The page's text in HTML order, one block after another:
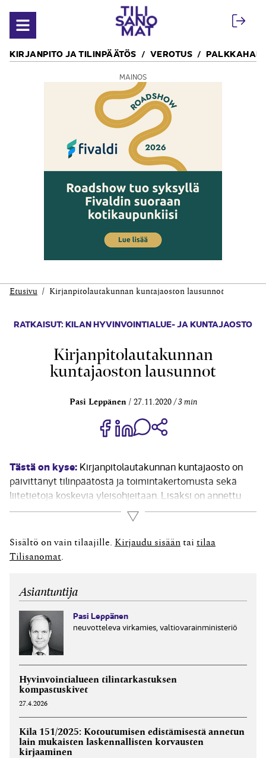
Avaa valikko
KIRJANPITO JA TILINPÄÄTÖS VEROTUS
MAINOS
Etusivu Kirjanpitolautakunnan kuntajaoston lausunnot
RATKAISUT: KILAN HYVINVOINTIALUE- JA KUNTAJAOSTO
Kirjanpitolautakunnan
kuntajaoston lausunnot
Pasi Leppänen 27.11.2020 3 min
Jaa Share on Facebook
Jaa Share on LinkedIn
Jaa WhatsApp-viestinä
Tästä on kyse: Kirjanpitolautakunnan kuntajaosto on
päivittänyt tilinpäätöstä ja toimintakertomusta sekä
liitetietoja koskevia yleisohjeitaan. Lisäksi on annettu
uusi yleisohje puolivuosi- ja neljännesvuosikatsausten
laatimisesta. Yleisohje tilinpäätöksen ja
toimintakertomuksen laatimisesta Tilinpäätöstä ja
toimintakertomusta koskevassa yleisohjeessa on
Tuloslaskelmakaavan mukaisen toteutumisvertailun...
Lue lisää
Sisältö on vain tilaajille. Kirjaudu sisään tai tilaa
Tilisanomat
Asiantuntija
Pasi Leppänen
neuvotteleva virkamies, valtiovarainministeriö
Hyvinvointialueen tilintarkastuksen
kompastuskivet
27.4.2026
Kila 151/2025: Kotoutumisen edistämisestä annetun
lain mukaisten laskennallisten korvausten
kirjaaminen